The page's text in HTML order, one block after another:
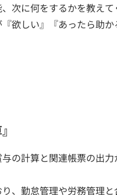
次に何をするかを教え
欲しい』『あったら助
の計算と関連帳票の出
、勤怠管理や労務管理